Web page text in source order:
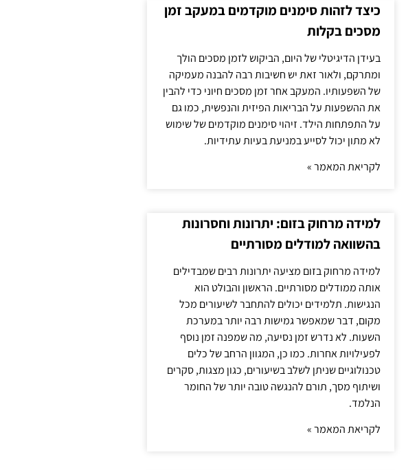
כיצד לזהות סימנים מוקדמים במעקב זמן
מסכים בקלות
בעידן הדיגיטלי של היום, הביקוש לזמן מסכים הולך
ומתרקם, ולאור זאת יש חשיבות רבה להבנה מעמיקה
של השפעותיו. המעקב אחר זמן מסכים חיוני כדי להבין
את ההשפעות על הבריאות הפיזית והנפשית, כמו גם
על התפתחות הילד. זיהוי סימנים מוקדמים של שימוש
לא מתון יכול לסייע במניעת בעיות עתידיות.
לקריאת המאמר »
למידה מרחוק בזום: יתרונות וחסרונות
בהשוואה למודלים מסורתיים
למידה מרחוק בזום מציעה יתרונות רבים שמבדילים
אותה ממודלים מסורתיים. הראשון והבולט הוא
הנגישות. תלמידים יכולים להתחבר לשיעורים מכל
מקום, דבר שמאפשר גמישות רבה יותר במערכת
השעות. לא נדרש זמן נסיעה, מה שמפנה זמן נוסף
לפעילויות אחרות. כמו כן, המגוון הרחב של כלים
טכנולוגיים שניתן לשלב בשיעורים, כגון מצגות, סקרים
ושיתוף מסך, תורם להנגשה טובה יותר של החומר
הנלמד.
לקריאת המאמר »